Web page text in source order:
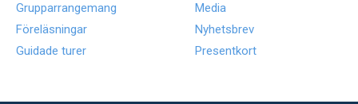
Grupparrangemang
Föreläsningar
Guidade turer
Media
Nyhetsbrev
Presentkort